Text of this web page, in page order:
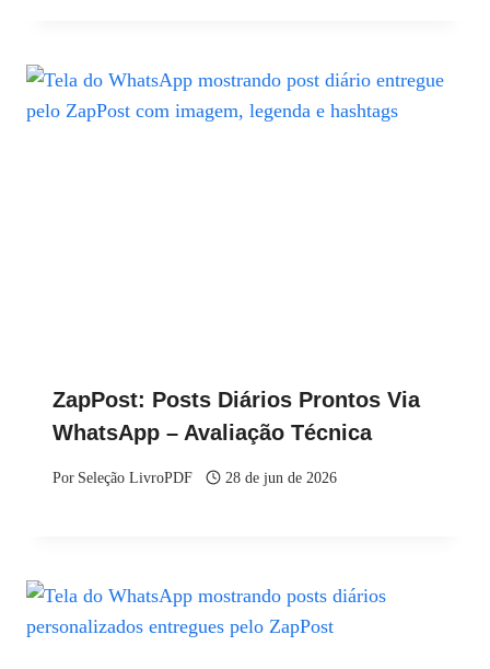
ZapPost: Posts Diários Prontos Via
WhatsApp – Avaliação Técnica
Por Seleção LivroPDF 28 de jun de 2026